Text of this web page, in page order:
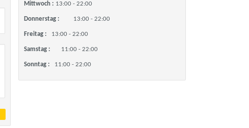
Mittwoch : 13:00 - 22:00
Donnerstag : 13:00 - 22:00
Freitag : 13:00 - 22:00
Samstag : 11:00 - 22:00
Sonntag : 11:00 - 22:00